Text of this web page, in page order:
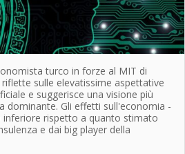
turco in forze al MIT di
sulle elevatissime aspettative
e suggerisce una visione più
dominante. Gli effetti sull'economia -
rispetto a quanto stimato
e dai big player della